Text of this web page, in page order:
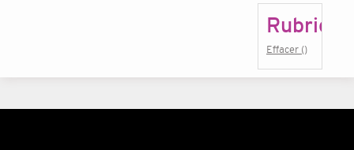
Rubrique
Effacer ()